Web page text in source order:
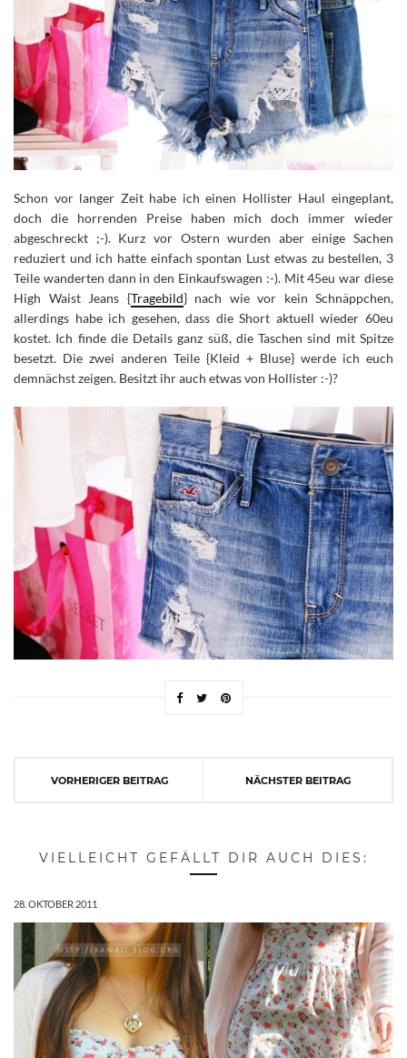
Schon vor langer Zeit habe ich einen Hollister Haul eingeplant,
doch die horrenden Preise haben mich doch immer wieder
abgeschreckt ;-).Kurz vor Ostern wurden aber einige Sachen
reduziert und ich hatte einfach spontan Lust etwas zu bestellen, 3
Teile wanderten dann in den Einkaufswagen :-). Mit 45eu war diese
High Waist Jeans {Tragebild} nach wie vor kein Schnäppchen,
allerdings habe ich gesehen, dass die Short aktuell wieder 60eu
kostet. Ich finde die Details ganz süß, die Taschen sind mit Spitze
besetzt. Die zwei anderen Teile {Kleid + Bluse} werde ich euch
demnächst zeigen. Besitzt ihr auch etwas von Hollister :-)?
VORHERIGER BEITRAG NÄCHSTER BEITRAG
VIELLEICHT GEFÄLLT DIR AUCH DIES:
28. OKTOBER 2011